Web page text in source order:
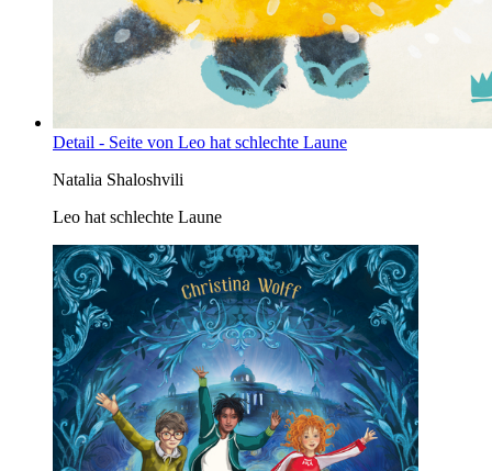
Detail - Seite von Leo hat schlechte Laune
Natalia Shaloshvili
Leo hat schlechte Laune